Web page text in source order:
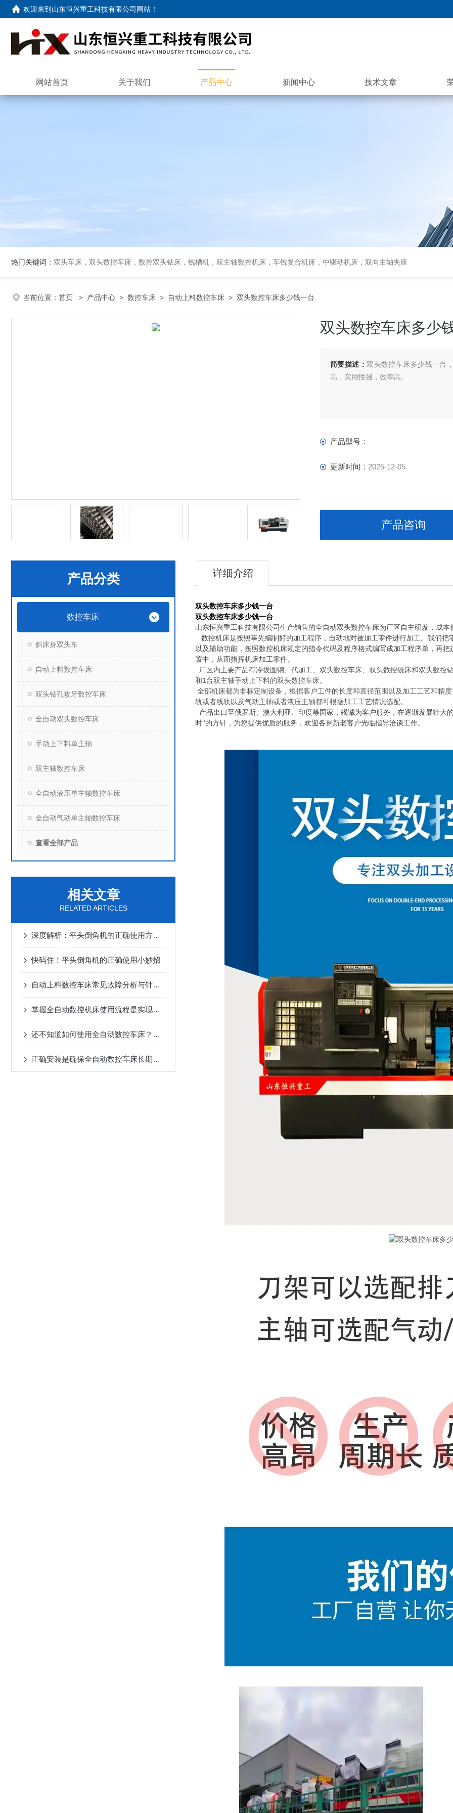
欢迎来到 山东恒兴重工科技有限公司网站 ！
网站首页 关于我们 产品中心 新闻中心 技术文章
热门关键词： 双头车床，双头数控车床，数控双头钻床，铣槽机，双主轴数控机床，车铣复合机床，中驱动机床，双向主轴夹座
当前位置： 首页 > 产品中心 > 数控车床 > 自动上料数控车床 > 双头数控车床多少钱一台
双头数控车床多少
简要描述：双头数控车床多少钱一台
高，实用性强，效率高。
产品型号：
更新时间： 2025-12-05
产品咨询
产品分类
数控车床
斜床身双头车
自动上料数控车床
双头钻孔攻牙数控车床
全自动双头数控车床
手动上下料单主轴
双主轴数控车床
全自动液压单主轴数控车床
全自动气动单主轴数控车床
查看全部产品
相关文章
RELATED ARTICLES
深度解析：平头倒角机的正确使用方法全攻略
快码住！平头倒角机的正确使用小妙招
自动上料数控车床常见故障分析与针对性解决方法分享
掌握全自动数控机床使用流程是实现长期正常运行的根本保障
还不知道如何使用全自动数控车床？进来看
正确安装是确保全自动数控车床长期稳定性的关键步骤
详细介绍
双头数控车床多少钱一台
双头数控车床多少钱一台
山东恒兴重工科技有限公司生产销售的全自动双头数控车床为厂区自主研发，成
数控机床是按照事先编制好的加工程序，自动地对被加工零件进行加工。我们
以及辅助功能，按照数控机床规定的指令代码及程序格式编写成加工程序单，再
置中，从而指挥机床加工零件。
厂区内主要产品有冷拔圆钢、代加工、双头数控车床、双头数控铣床和双头数控
和1 台双主轴手动上下料的双头数控车床。
全部机床都为非标定制设备，根据客户工件的长度和直径范围以及加工工艺和精
轨或者线轨以及气动主轴或者液压主轴都可根据加工工艺情况选配。
产品出口至俄罗斯、澳大利亚、印度等国家，竭诚为客户服务，在逐渐发展壮大
时"的方针，为您提供优质的服务，欢迎各界新老客户光临指导洽谈工作。